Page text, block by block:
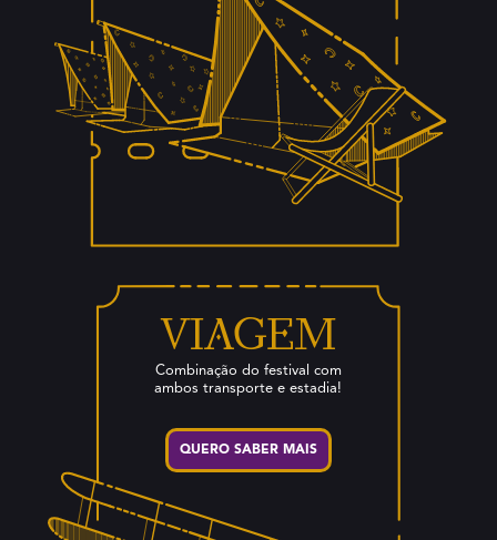
Viagem
Combinação do festival com
ambos transporte e estadia!
QUERO SABER MAIS